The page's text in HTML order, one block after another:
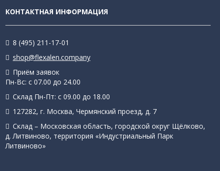
КОНТАКТНАЯ ИНФОРМАЦИЯ
8 (495) 211-17-01
shop@flexalen.company
Приём заявок
Пн-Вс: с 07.00 до 24.00
Склад Пн-Пт: с 09.00 до 18.00
127282, г. Москва, Чермянский проезд, д. 7
Склад – Московская область, городской округ Щёлково,
д. Литвиново, территория «Индустриальный Парк
Литвиново»